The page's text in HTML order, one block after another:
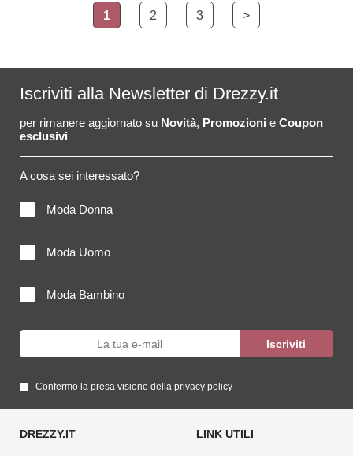
1 2 3 >
Iscriviti alla Newsletter di Drezzy.it
per rimanere aggiornato su Novità, Promozioni e Coupon
esclusivi
A cosa sei interessato?
Moda Donna
Moda Uomo
Moda Bambino
Confermo la presa visione della privacy policy